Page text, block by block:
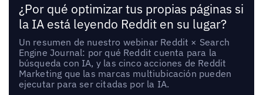
¿Por qué optimizar tus propias páginas si
la IA está leyendo Reddit en su lugar?
Un resumen de nuestro webinar Reddit × Search
Engine Journal: por qué Reddit cuenta para la
búsqueda con IA, y las cinco acciones de Reddit
Marketing que las marcas multiubicación pueden
ejecutar para ser citadas por la IA.